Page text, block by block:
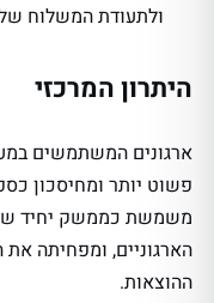
ולתעודת המשלוח
היתרון המרכזי
ארגונים המשתמשים
פשוט יותר ומחיסכון
משמשת כממשק יחיד
הארגוניים, ומפחיתה
ההוצאות.